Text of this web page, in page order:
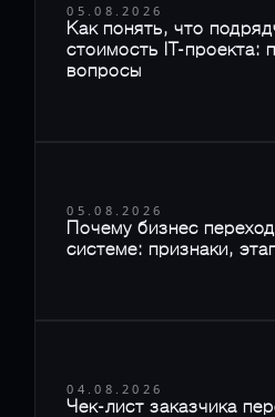
05.08.2026
Как понять, что
стоимость IT-проекта:
вопросы
05.08.2026
Почему бизнес
системе: признаки,
04.08.2026
Чек-лист заказчика